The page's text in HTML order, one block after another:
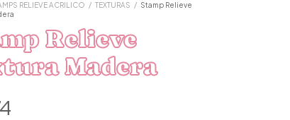
RELIEVE ACRILICO / TEXTURAS / Stamp Relieve
Relieve
Madera